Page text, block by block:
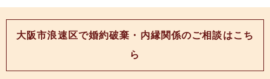
大阪市浪速区で婚約破棄・内縁関係のご相談はこち
ら